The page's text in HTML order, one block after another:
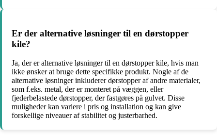
Er der alternative løsninger til en dørstopper
kile?
Ja, der er alternative løsninger til en dørstopper kile, hvis man
ikke ønsker at bruge dette specifikke produkt. Nogle af de
alternative løsninger inkluderer dørstopper af andre materialer,
som f.eks. metal, der er monteret på væggen, eller
fjederbelastede dørstopper, der fastgøres på gulvet. Disse
muligheder kan variere i pris og installation og kan give
forskellige niveauer af stabilitet og justerbarhed.